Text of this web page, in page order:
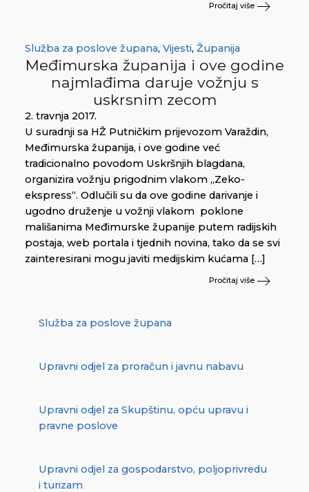
Pročitaj više
Služba za poslove župana, Vijesti, Županija
Međimurska županija i ove godine
najmlađima daruje vožnju s
uskrsnim zecom
2. travnja 2017.
U suradnji sa HŽ Putničkim prijevozom Varaždin,
Međimurska županija, i ove godine već
tradicionalno povodom Uskršnjih blagdana,
organizira vožnju prigodnim vlakom „Zeko-
ekspress“. Odlučili su da ove godine darivanje i
ugodno druženje u vožnji vlakom poklone
mališanima Međimurske županije putem radijskih
postaja, web portala i tjednih novina, tako da se svi
zainteresirani mogu javiti medijskim kućama […]
Pročitaj više
Služba za poslove župana
Upravni odjel za proračun i javnu nabavu
Upravni odjel za Skupštinu, opću upravu i
pravne poslove
Upravni odjel za gospodarstvo, poljoprivredu
i turizam